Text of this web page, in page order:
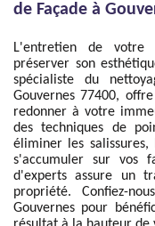
de Façade à
L'entretien de votre
préserver son
spécialiste du
Gouvernes 77400,
redonner à votre
des techniques de
éliminer les
s'accumuler sur vos
d'experts assure un
propriété. Confiez-
Gouvernes pour